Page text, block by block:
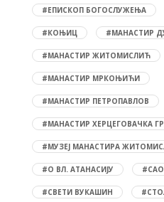
#ЕПИСКОП БОГОСЛУЖЕЊА
#КОЊИЦ #МАНАСТИР
#МАНАСТИР ЖИТОМИСЛИЋ
#МАНАСТИР МРКОЊИЋИ
#МАНАСТИР ПЕТРОПАВЛОВ
#МАНАСТИР ХЕРЦЕГОВАЧКА
#МУЗЕЈ МАНАСТИРА
#О ВЛ. АТАНАСИЈУ
#СВЕТИ ВУКАШИН